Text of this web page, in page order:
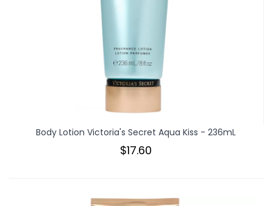
Body Lotion Victoria's Secret Aqua Kiss - 236mL
$17.60